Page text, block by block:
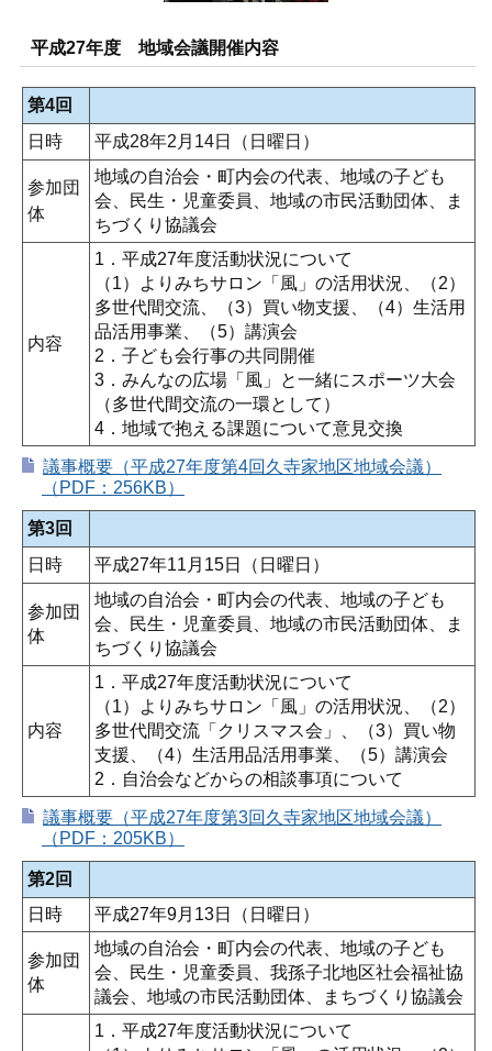
平成27年度 地域会議開催内容
第4回
日時
平成28年2月14日（日曜日）
参加団
体
地域の自治会・町内会の代表、地域の子ども
会、民生・児童委員、地域の市民活動団体、ま
ちづくり協議会
内容
1．平成27年度活動状況について
（1）よりみちサロン「風」の活用状況、（2）
多世代間交流、（3）買い物支援、（4）生活用
品活用事業、（5）講演会
2．子ども会行事の共同開催
3．みんなの広場「風」と一緒にスポーツ大会
（多世代間交流の一環として）
4．地域で抱える課題について意見交換
議事概要（平成27年度第4回久寺家地区地域会議）
（PDF：256KB）
第3回
日時
平成27年11月15日（日曜日）
参加団
体
地域の自治会・町内会の代表、地域の子ども
会、民生・児童委員、地域の市民活動団体、ま
ちづくり協議会
内容
1．平成27年度活動状況について
（1）よりみちサロン「風」の活用状況、（2）
多世代間交流「クリスマス会」、（3）買い物
支援、（4）生活用品活用事業、（5）講演会
2．自治会などからの相談事項について
議事概要（平成27年度第3回久寺家地区地域会議）
（PDF：205KB）
第2回
日時
平成27年9月13日（日曜日）
参加団
体
地域の自治会・町内会の代表、地域の子ども
会、民生・児童委員、我孫子北地区社会福祉協
議会、地域の市民活動団体、まちづくり協議会
1．平成27年度活動状況について